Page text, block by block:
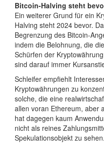
Bitcoin-Halving steht
Ein weiterer Grund für ein
Halving steht 2024 bevor.
Begrenzung des Bitcoin-
indem die Belohnung, die
Schürfen der
sind darauf immer
Schleifer empfiehlt
Kryptowährungen zu
solche, die eine
allen voran Ethereum, aber
hat dagegen kaum
nicht als reines
Spekulationsobjekt zu